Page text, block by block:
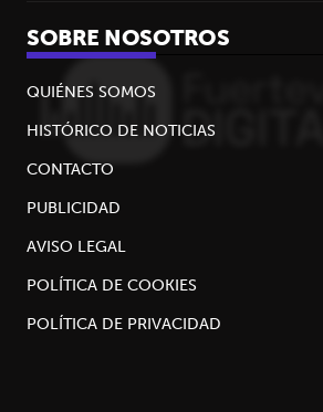
SOBRE NOSOTROS
QUIÉNES SOMOS
HISTÓRICO DE NOTICIAS
CONTACTO
PUBLICIDAD
AVISO LEGAL
POLÍTICA DE COOKIES
POLÍTICA DE PRIVACIDAD